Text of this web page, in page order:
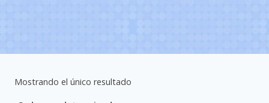
Mostrando el único resultado